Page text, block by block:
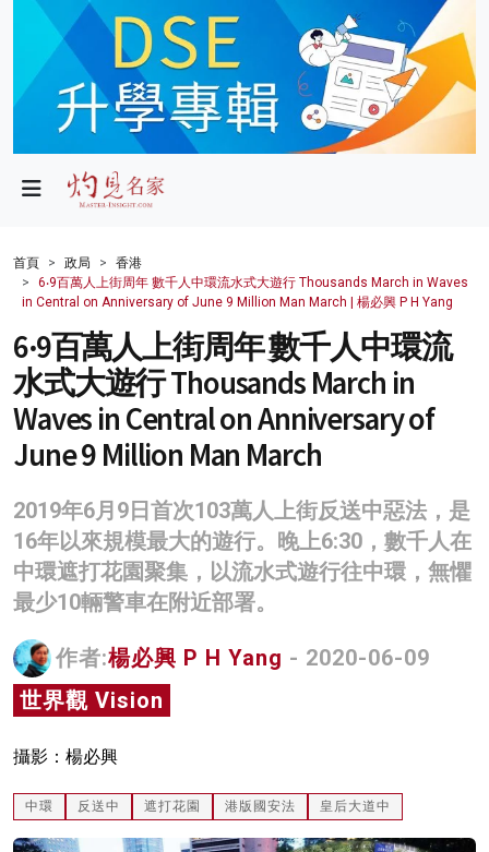
政局
財經
生活
健康
商業
科技
名家榜
灼見活動
關於我們
首頁 政局
香港
6‧9百萬人上街周年 數千人中環流水式大遊行 Thousands March in Waves
in Central on Anniversary of June 9 Million Man March | 楊必興 P H Yang
6‧9百萬人上街周年 數千人中環流
水式大遊行 Thousands March in
Waves in Central on Anniversary of
June 9 Million Man March
2019年6月9日首次103萬人上街反送中惡法，是
16年以來規模最大的遊行。晚上6:30，數千人在
中環遮打花園聚集，以流水式遊行往中環，無懼
最少10輛警車在附近部署。
作者:楊必興 P H Yang - 2020-06-09
世界觀 Vision
攝影：楊必興
中環 反送中 遮打花園 港版國安法 皇后大道中